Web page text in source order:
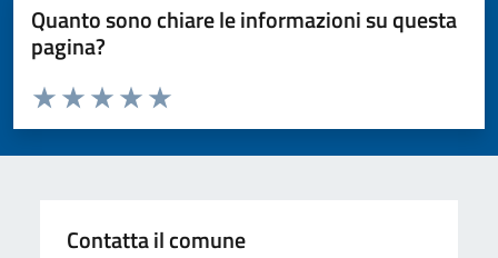
Quanto sono chiare le informazioni su questa
pagina?
Valuta da 1 a 5 stelle la pagina
Valuta 5 stelle su 5
Valuta 4 stelle su 5
Valuta 3 stelle su 5
Valuta 2 stelle su 5
Valuta 1 stelle su 5
Contatta il comune